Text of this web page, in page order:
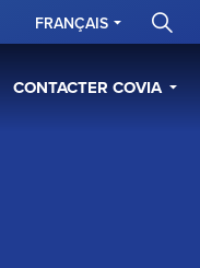
CONTACTER COVIA
FRANÇAIS